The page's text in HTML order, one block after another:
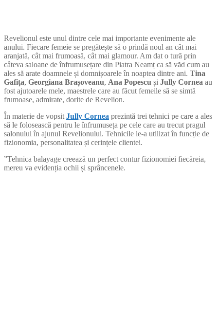
Revelionul este unul dintre cele mai importante evenimente ale
anului. Fiecare femeie se pregătește să o prindă noul an cât mai
aranjată, cât mai frumoasă, cât mai glamour. Am dat o tură prin
câteva saloane de înfrumusețare din Piatra Neamț ca să văd cum au
ales să arate doamnele și domnișoarele în noaptea dintre ani. Tina
Gafița, Georgiana Brașoveanu, Ana Popescu și Jully Cornea au
fost ajutoarele mele, maestrele care au făcut femeile să se simtă
frumoase, admirate, dorite de Revelion.
În materie de vopsit Jully Cornea prezintă trei tehnici pe care a ales
să le folosească pentru le înfrumuseța pe cele care au trecut pragul
salonului în ajunul Revelionului. Tehnicile le-a utilizat în funcție de
fizionomia, personalitatea și cerințele clientei.
”Tehnica balayage creează un perfect contur fizionomiei fiecăreia,
mereu va evidenția ochii și sprâncenele.